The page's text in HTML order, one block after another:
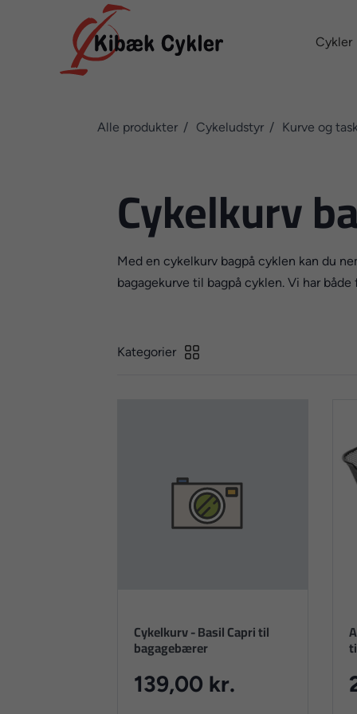
Cykler
Alle produkter Cykeludstyr Kurve og
Cykelkurv
Med en cykelkurv bagpå cyklen kan du
bagagekurve til bagpå cyklen. Vi har
Kategorier
Cykelkurv - Basil Capri til
bagagebærer
139,00 kr.